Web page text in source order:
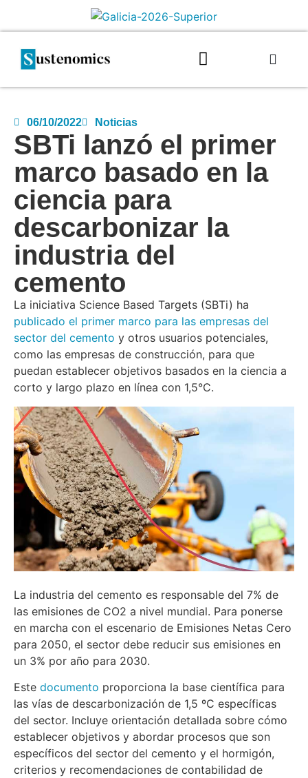
06/10/2022 Noticias
SBTi lanzó el primer
marco basado en la
ciencia para
descarbonizar la
industria del
cemento
La iniciativa Science Based Targets (SBTi) ha
publicado el primer marco para las empresas del
sector del cemento y otros usuarios potenciales,
como las empresas de construcción, para que
puedan establecer objetivos basados en la ciencia a
corto y largo plazo en línea con 1,5°C.
La industria del cemento es responsable del 7% de
las emisiones de CO2 a nivel mundial. Para ponerse
en marcha con el escenario de Emisiones Netas Cero
para 2050, el sector debe reducir sus emisiones en
un 3% por año para 2030.
Este documento proporciona la base científica para
las vías de descarbonización de 1,5 ºC específicas
del sector. Incluye orientación detallada sobre cómo
establecer objetivos y abordar procesos que son
específicos del sector del cemento y el hormigón,
criterios y recomendaciones de contabilidad de